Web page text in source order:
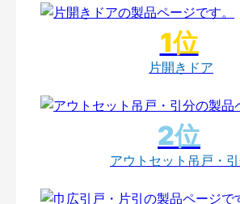
片開きドア
アウトセット吊戸・